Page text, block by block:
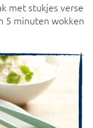
met stukjes verse
5 minuten wokken